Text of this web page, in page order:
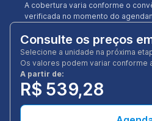
A cobertura varia conforme o
verificada no momento do
Consulte os preços
Selecione a unidade na próxima
Os valores podem variar conforme
A partir de:
R$ 539,28